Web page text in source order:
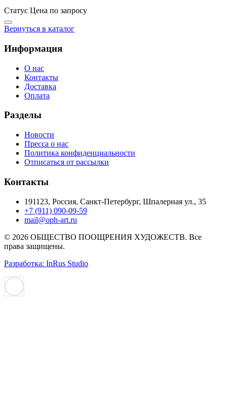
Статус Цена по запросу
Вернуться в каталог
Информация
О нас
Контакты
Доставка
Оплата
Разделы
Новости
Пресса о нас
Политика конфиденциальности
Отписаться от рассылки
Контакты
191123, Россия, Санкт-Петербург, Шпалерная ул., 35
+7 (911) 090-09-59
mail@oph-art.ru
© 2026 ОБЩЕСТВО ПООЩРЕНИЯ ХУДОЖЕСТВ. Все
права защищены.
Разработка: InRus Studio